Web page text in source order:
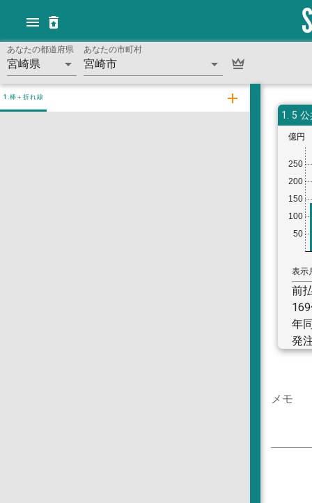
あなたの都道府県
宮崎県
あなたの市町村
宮崎市
1.棒＋折れ線
1. 5
表示
前
年
発
72
億円
50
100
150
200
250
メモ